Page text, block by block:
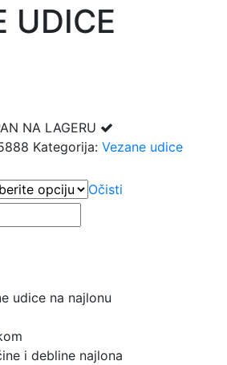
UDICE
NA LAGERU
Kategorija: Vezane udice
Očisti
udice na najlonu
i debline najlona